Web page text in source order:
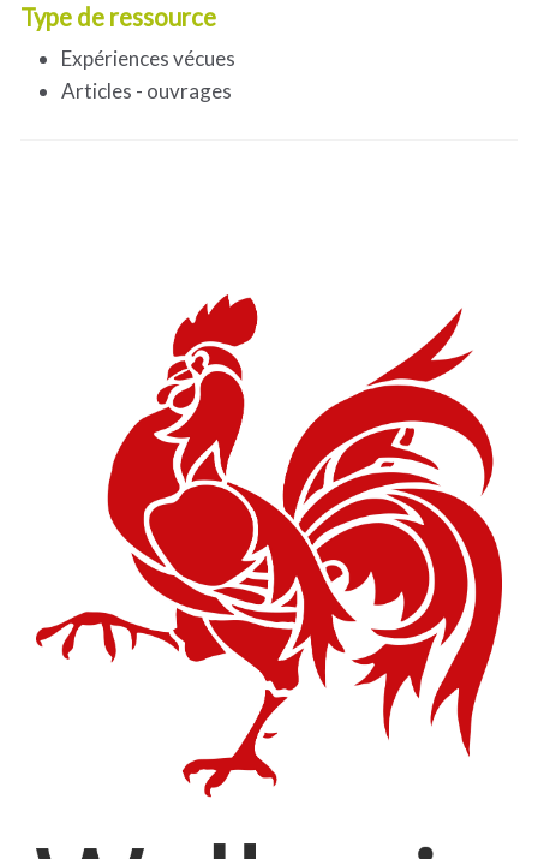
Type de ressource
Expériences vécues
Articles - ouvrages